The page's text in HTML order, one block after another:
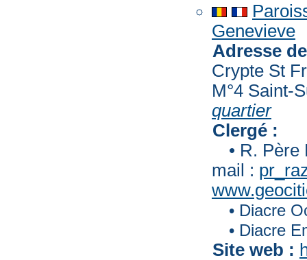
Genevieve
Adresse
Crypte St
M°4 Saint-
quartier
Clergé :
• R.
mail :
• Diacre
• Diacre
Site web :